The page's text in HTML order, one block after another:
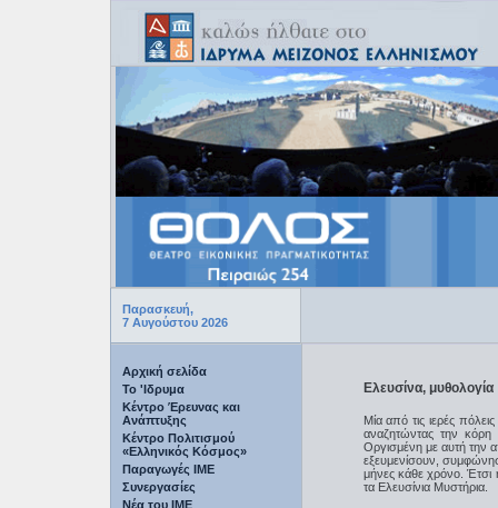
Παρασκευή,
7 Αυγούστου 2026
Αρχική σελίδα
Το 'Ιδρυμα
Κέντρο Έρευνας και
Ανάπτυξης
Κέντρο Πολιτισμού
«Ελληνικός Κόσμος»
Παραγωγές IME
Συνεργασίες
Νέα του ΙΜΕ
Ελευσίνα, μυθολογία
Μία από τις ιερές
αναζητώντας την
Οργισμένη με αυτή την
εξευμενίσουν,
μήνες κάθε χρόνο. Έτσι
τα Ελευσίνια Μυστήρια.